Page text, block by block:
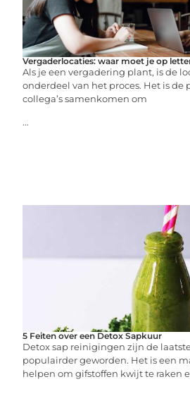
Vergaderlocaties: waar moet je op
Als je een vergadering plant, is de
onderdeel van het proces. Het is de
collega’s samenkomen om
...
5 Feiten over een Detox Sapkuur
Detox sap reinigingen zijn de
populairder geworden. Het is een
helpen om gifstoffen kwijt te raken